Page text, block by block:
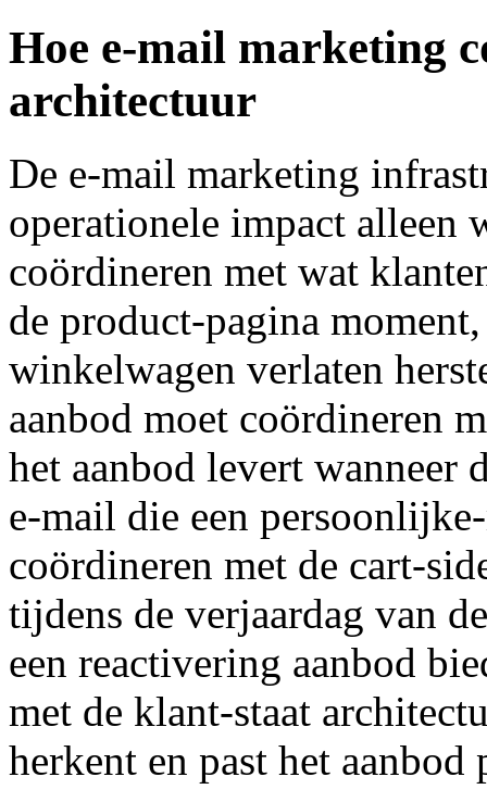
Hoe e-mail marketing
architectuur
De e-mail marketing
operationele impact alleen
coördineren met wat
de product-pagina
winkelwagen verlaten
aanbod moet coördineren
het aanbod levert wanneer
e-mail die een
coördineren met de cart-
tijdens de verjaardag van
een reactivering aanbod
met de klant-staat
herkent en past het aanbod